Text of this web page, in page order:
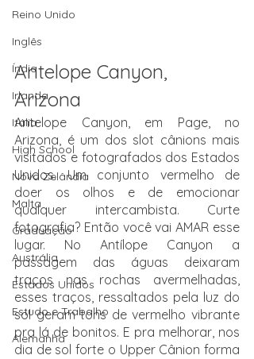
Reino Unido
Inglês
Índia
Irlanda
Itália
High School
Nova Zelândia
Malta
Graduação
Austrália
Estados Unidos
Estudo e Trabalho
Alemanha
Antelope Canyon,
Arizona
Antelope Canyon, em Page, no
Arizona, é um dos slot cânions mais
visitados e fotografados dos Estados
Unidos. Um conjunto vermelho de
doer os olhos e de emocionar
qualquer intercambista. Curte
fotografia? Então você vai AMAR esse
lugar. No Antílope Canyon a
passagem das águas deixaram
traços nas rochas avermelhadas,
esses traços, ressaltados pela luz do
sol geram tons de vermelho vibrante
pra lá de bonitos. E pra melhorar, nos
dia de sol forte o Upper Cânion forma